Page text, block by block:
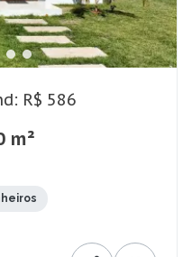
R$ 586
m²